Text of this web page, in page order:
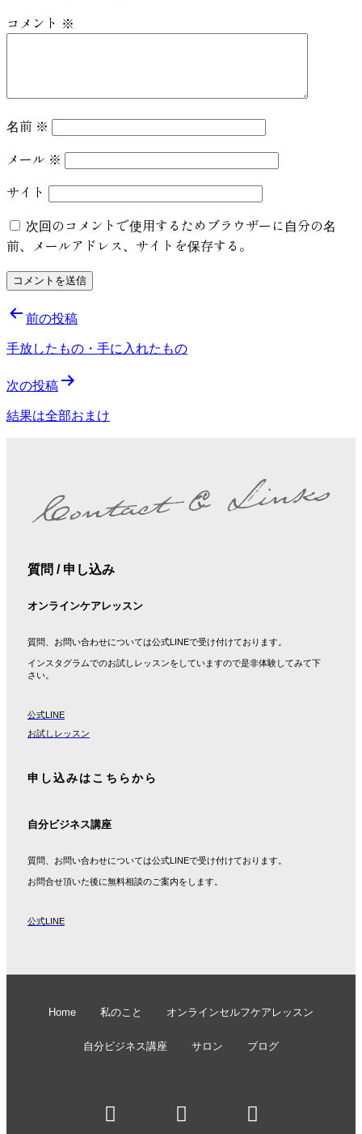
コメント ※
名前 ※
メール ※
サイト
次回のコメントで使用するためブラウザーに自分の名
前、メールアドレス、サイトを保存する。
前の投稿
手放したもの・手に入れたもの
次の投稿
結果は全部おまけ
質問 / 申し込み
オンラインケアレッスン
質問、お問い合わせについては公式LINEで受け付けております。
インスタグラムでのお試しレッスンをしていますので是非体験してみて下
さい。
公式LINE
お試しレッスン
申し込みはこちらから
自分ビジネス講座
質問、お問い合わせについては公式LINEで受け付けております。
お問合せ頂いた後に無料相談のご案内をします。
公式LINE
Home 私のこと オンラインセルフケアレッスン
自分ビジネス講座 サロン ブログ